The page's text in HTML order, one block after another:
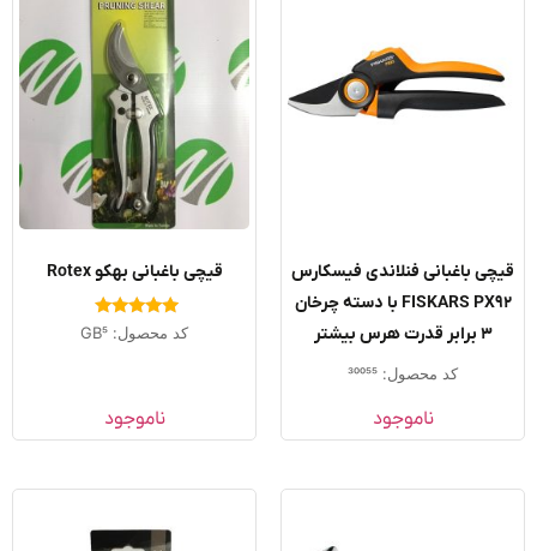
باغبانی فنلاندی فیسکارس
FISKARS PX92 با دسته چرخان
کد محصول: 30055
ناموجود
قیچی باغبانی بهکو Rotex
امتیاز
5.00
کد محصول: GB5
ناموجود